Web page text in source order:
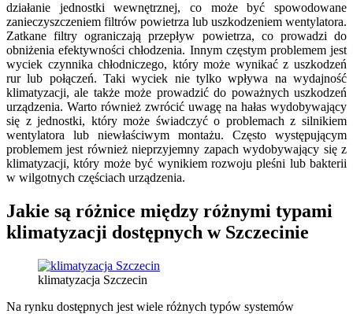
działanie jednostki wewnętrznej, co może być spowodowane
zanieczyszczeniem filtrów powietrza lub uszkodzeniem wentylatora.
Zatkane filtry ograniczają przepływ powietrza, co prowadzi do
obniżenia efektywności chłodzenia. Innym częstym problemem jest
wyciek czynnika chłodniczego, który może wynikać z uszkodzeń
rur lub połączeń. Taki wyciek nie tylko wpływa na wydajność
klimatyzacji, ale także może prowadzić do poważnych uszkodzeń
urządzenia. Warto również zwrócić uwagę na hałas wydobywający
się z jednostki, który może świadczyć o problemach z silnikiem
wentylatora lub niewłaściwym montażu. Często występującym
problemem jest również nieprzyjemny zapach wydobywający się z
klimatyzacji, który może być wynikiem rozwoju pleśni lub bakterii
w wilgotnych częściach urządzenia.
Jakie są różnice między różnymi typami
klimatyzacji dostępnych w Szczecinie
klimatyzacja Szczecin
Na rynku dostępnych jest wiele różnych typów systemów